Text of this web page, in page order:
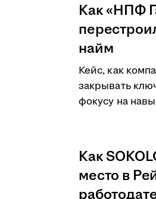
Как «НПФ
найм
Кейс, как
закрывать
фокусу на
Как
место в